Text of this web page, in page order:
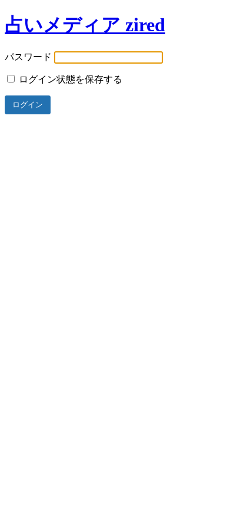
占いメディア zired
パスワード
ログイン状態を保存する